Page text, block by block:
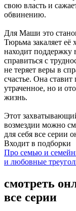
свою власть и
обвинению.
Для Маши это
Тюрьма закаляет её
находит поддержку
справиться с
не теряет веры в
счастье. Она ставит
утраченное, но и
жизнь.
Этот
возмездии можно
для себя все серии
Входит в подборки
Про семью и
и любовные
смотреть
все серии